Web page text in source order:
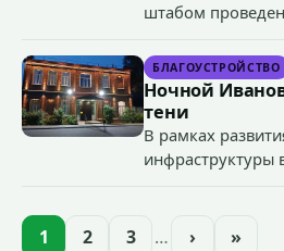
штабом
органов
«Гроза-2026».
БЛАГОУСТРОЙСТВО
Ночной
тени
В рамках
инфраструктуры
проекта
1 2 3 … › »